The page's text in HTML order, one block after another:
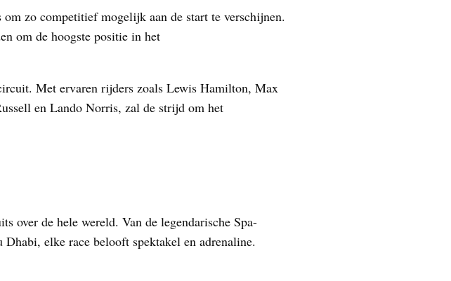
zo competitief mogelijk aan de start te verschijnen.
om de hoogste positie in het
Met ervaren rijders zoals Lewis Hamilton, Max
en Lando Norris, zal de strijd om het
over de hele wereld. Van de legendarische Spa-
elke race belooft spektakel en adrenaline.